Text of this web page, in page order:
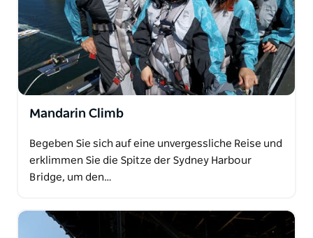
Mandarin Climb
Begeben Sie sich auf eine unvergessliche Reise und
erklimmen Sie die Spitze der Sydney Harbour
Bridge, um den…